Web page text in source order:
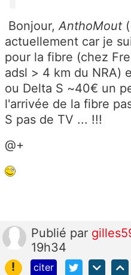
Bonjour,AnthoMout
actuellement car je
pour la fibre (chez
adsl > 4 km du NRA)
ou Delta S ~40€ un
l'arrivée de la fibre
S pas de TV ... !!!
@+
Publié par
19h34
!
citer